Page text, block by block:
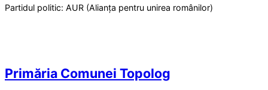
Partidul politic: AUR (Alianța pentru unirea românilor)
Primăria Comunei Topolog